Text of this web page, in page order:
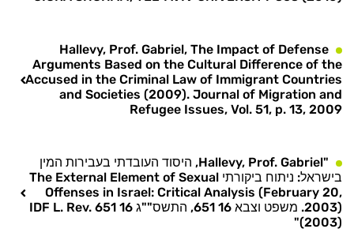
Hallevy, Prof. Gabriel, The Impact of Defense
Arguments Based on the Cultural Difference of the
Accused in the Criminal Law of Immigrant Countries
and Societies (2009). Journal of Migration and
Refugee Issues, Vol. 51, p. 13, 2009
"Hallevy, Prof. Gabriel, היסוד העובדתי בעבירות המין
בישראל: ניתוח ביקורתי The External Element of Sexual
Offenses in Israel: Critical Analysis (February 20,
2003). משפט וצבא 16 651, התשס""ג 16 IDF L. Rev. 651
(2003)"